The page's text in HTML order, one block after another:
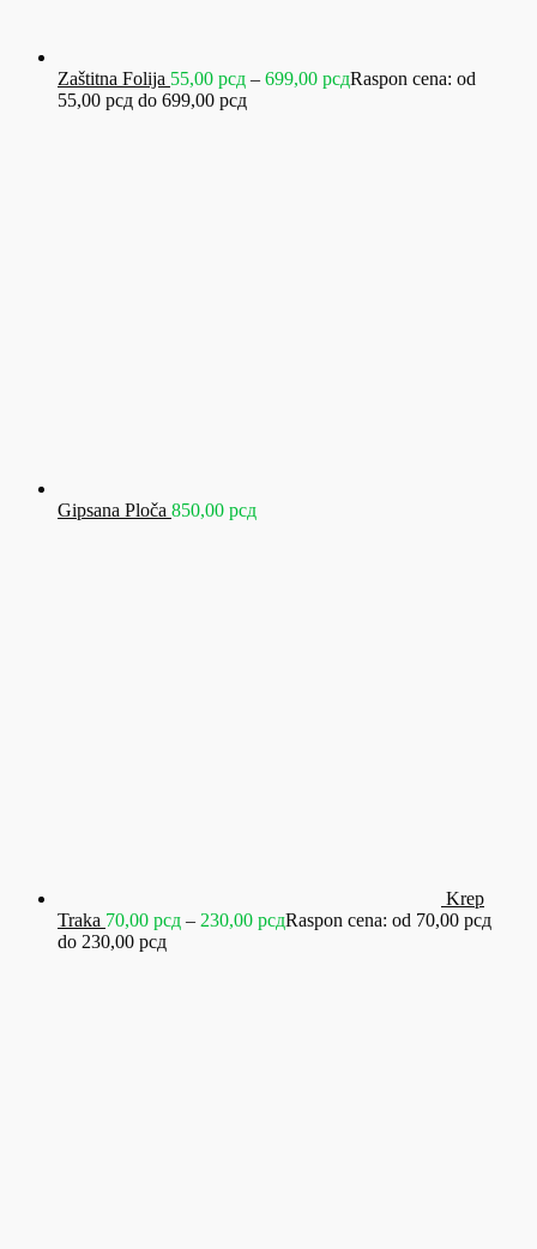
Zaštitna Folija 55,00 рсд – 699,00 рсдRaspon cena: od
55,00 рсд do 699,00 рсд
Gipsana Ploča 850,00 рсд
Krep
Traka 70,00 рсд – 230,00 рсдRaspon cena: od 70,00 рсд
do 230,00 рсд